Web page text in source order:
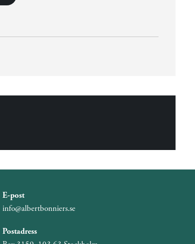
E-post
info@albertbonniers.se
Postadress